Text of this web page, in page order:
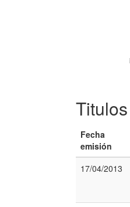
Titulos
Fecha
emisión
17/04/2013